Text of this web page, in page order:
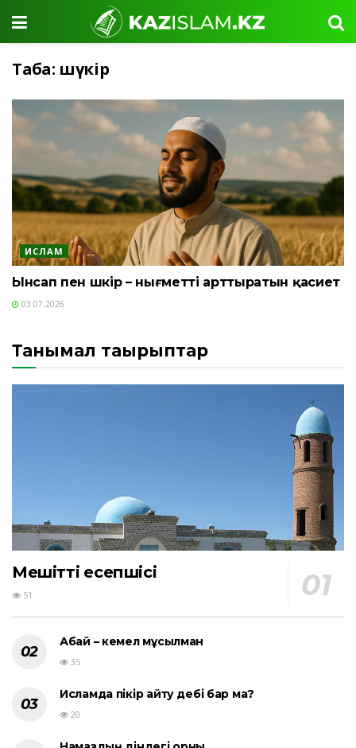
Таңба: шүкір
ИСЛАМ
Ынсап пен шүкір – нығметті арттыратын қасиет
03.07.2026
Танымал тақырыптар
Мешіттің есепшісі
51
Абай – кемел мұсылман
35
Исламда пікір айту әдебі бар ма?
20